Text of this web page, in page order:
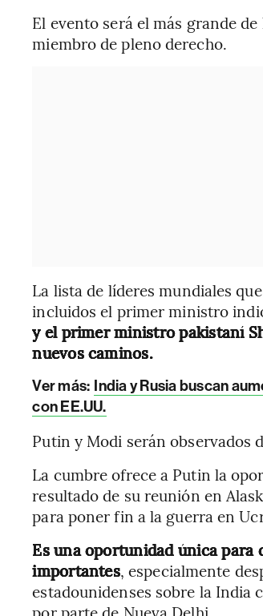
El evento será el más grande
miembro de pleno derecho.
La lista de líderes mundiales
incluidos el primer ministro
y el primer ministro pakistaní
nuevos caminos.
Ver más: India y Rusia buscan
con EE.UU.
Putin y Modi serán observados
La cumbre ofrece a Putin la
resultado de su reunión en
para poner fin a la guerra en
Es una oportunidad única para
importantes, especialmente
estadounidenses sobre la India